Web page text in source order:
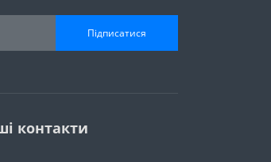
Підписатися
контакти